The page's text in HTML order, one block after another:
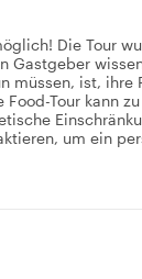
Die Tour
Gastgeber
müssen, ist,
Tour kann
um ein